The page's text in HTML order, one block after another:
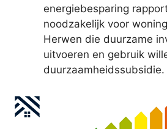
energiebesparing
noodzakelijk voor
Herwen die duurzame
uitvoeren en gebruik
duurzaamheidssubsidie.